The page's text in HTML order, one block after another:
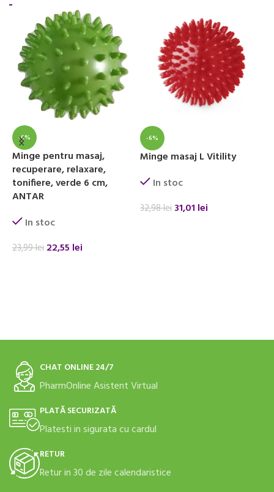
-6%
Minge pentru masaj,
recuperare, relaxare,
tonifiere, verde 6 cm,
ANTAR
In stoc
23,99lei 22,55 lei
-6%
Minge masaj L Vitility
In stoc
32,98lei 31,01 lei
CHAT ONLINE 24/7
PharmOnline Asistent Virtual
PLATĂ SECURIZATĂ
Platesti in sigurata cu cardul
RETUR
Retur in 30 de zile calendaristice